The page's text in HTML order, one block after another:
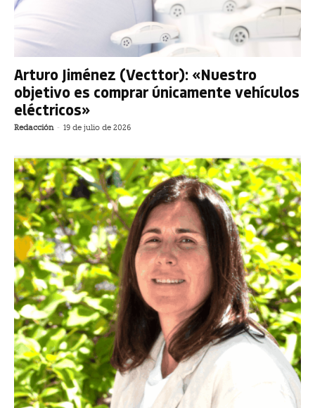
Arturo Jiménez (Vecttor): «Nuestro
objetivo es comprar únicamente vehículos
eléctricos»
Redacción - 19 de julio de 2026